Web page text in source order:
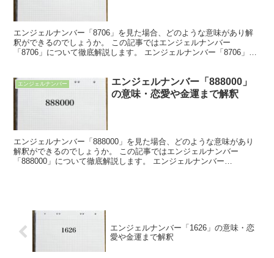
エンジェルナンバー「8706」を見た場合、どのような意味があり解
釈ができるのでしょうか。 この記事ではエンジェルナンバー
「8706」について徹底解説します。 エンジェルナンバー「8706」の
エンジェルナンバー
エンジェルナンバー「888000」
の意味・恋愛や金運まで解釈
エンジェルナンバー「888000」を見た場合、どのような意味があり
解釈ができるのでしょうか。 この記事ではエンジェルナンバー
「888000」について徹底解説します。 エンジェルナンバー
エンジェルナンバー「1626」の意味・恋
愛や金運まで解釈